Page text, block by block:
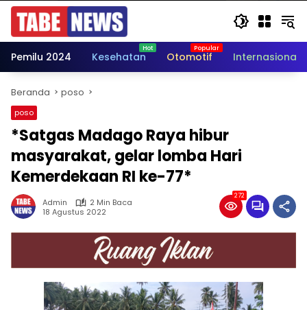
Pemilu 2024 Kesehatan Otomotif Internasional
Beranda poso
poso
*Satgas Madago Raya hibur
masyarakat, gelar lomba Hari
Kemerdekaan RI ke-77*
Admin
2 Min Baca
18 Agustus 2022
272